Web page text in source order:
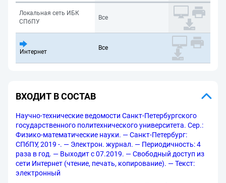
Локальная сеть ИБК
СПбПУ
Все
Интернет
Все
ВХОДИТ В СОСТАВ
Научно-технические ведомости Санкт-Петербургского
государственного политехнического университета. Сер.:
Физико-математические науки. — Санкт-Петербург:
СПбПУ, 2019 -. — Электрон. журнал. — Периодичность: 4
раза в год. — Выходит с 07.2019. — Свободный доступ из
сети Интернет (чтение, печать, копирование). — Текст:
электронный